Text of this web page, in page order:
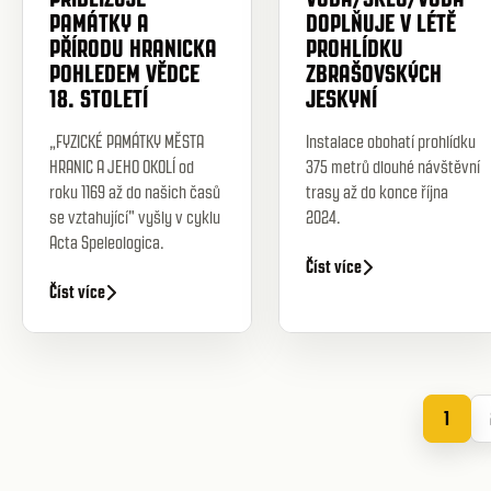
PAMÁTKY A
PŘÍRODU HRANICKA
POHLEDEM VĚDCE
18. STOLETÍ
„FYZICKÉ PAMÁTKY MĚSTA
HRANIC A JEHO OKOLÍ od
roku 1169 až do našich časů
se vztahující" vyšly v cyklu
Acta Speleologica.
Číst více
DOPLŇUJE V LÉTĚ
PROHLÍDKU
ZBRAŠOVSKÝCH
JESKYNÍ
Instalace obohatí prohlídku
375 metrů dlouhé návštěvní
trasy až do konce října
2024.
Číst více
1